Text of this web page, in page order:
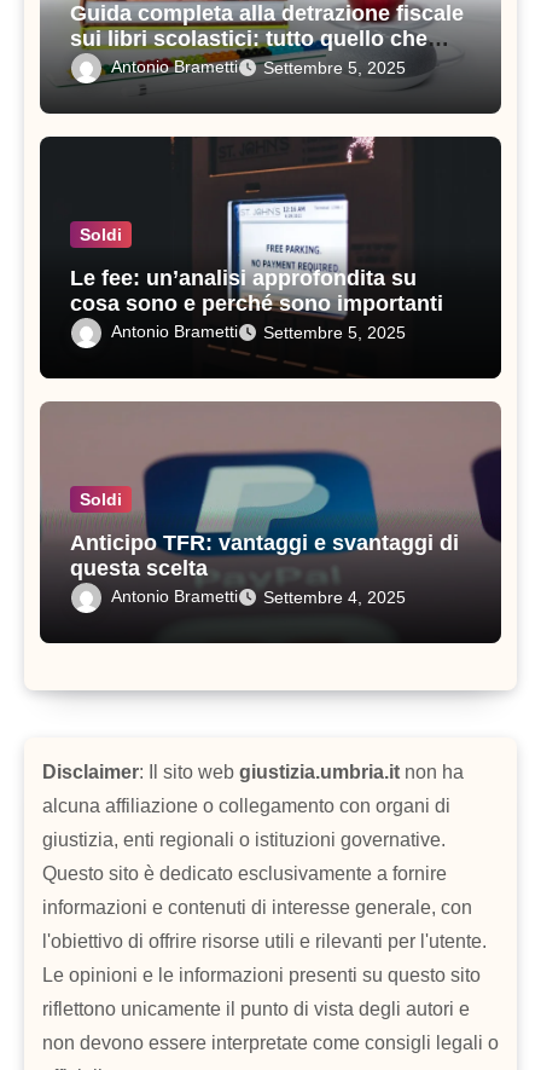
Guida completa alla detrazione fiscale
sui libri scolastici: tutto quello che
devi sapere
Antonio Brametti Settembre 5, 2025
Soldi
Le fee: un’analisi approfondita su
cosa sono e perché sono importanti
Antonio Brametti Settembre 5, 2025
Soldi
Anticipo TFR: vantaggi e svantaggi di
questa scelta
Antonio Brametti Settembre 4, 2025
Disclaimer: Il sito web giustizia.umbria.it non ha
alcuna affiliazione o collegamento con organi di
giustizia, enti regionali o istituzioni governative.
Questo sito è dedicato esclusivamente a fornire
informazioni e contenuti di interesse generale, con
l'obiettivo di offrire risorse utili e rilevanti per l'utente.
Le opinioni e le informazioni presenti su questo sito
riflettono unicamente il punto di vista degli autori e
non devono essere interpretate come consigli legali o